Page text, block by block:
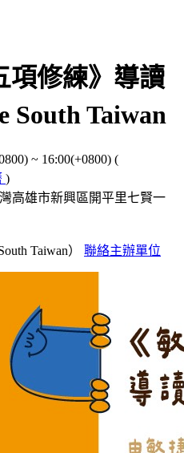
項修練》導讀
South Taiwan
~ 16:00(+0800) (
)
灣高雄市新興區開平里七賢一
Taiwan） 聯絡主辦單位